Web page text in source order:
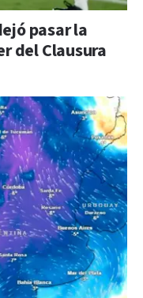
pasar la
del Clausura